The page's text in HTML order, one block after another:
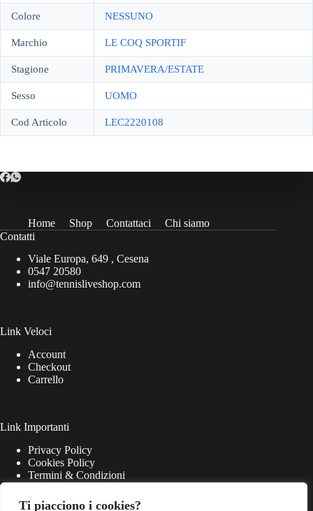
Ti piacciono i cookies?
Colore NESSUNO
Marchio LE COQ SPORTIF
Stagione PRIMAVERA/ESTATE
Sesso UOMO
Cod Articolo LEC2220108
Home Shop Contattaci
Chi siamo
Contatti
Viale Europa, 649 , Cesena
0547 20580
info@tennisliveshop.com
Link Veloci
Account
Checkout
Carrello
Link Importanti
Privacy Policy
Cookies Policy
Termini & Condizioni